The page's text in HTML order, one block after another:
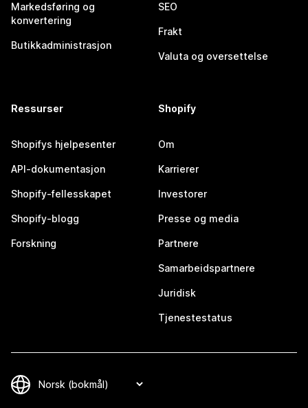
Markedsføring og
konvertering
Butikkadministrasjon
SEO
Frakt
Valuta og oversettelse
Ressurser
Shopifys hjelpesenter
API-dokumentasjon
Shopify-fellesskapet
Shopify-blogg
Forskning
Shopify
Om
Karrierer
Investorer
Presse og media
Partnere
Samarbeidspartnere
Juridisk
Tjenestestatus